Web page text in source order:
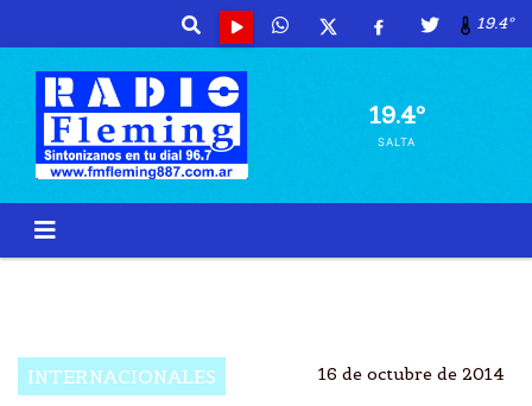
19.4º
19.4º
SALTA
INTERNACIONALES 16 de octubre de 2014